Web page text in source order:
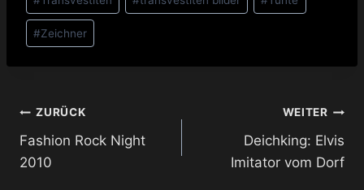
#Zeichner
Beitragsnavigation
ZURÜCK
Fashion Rock Night
2010
WEITER
Deichking: Elvis
Imitator vom Dorf